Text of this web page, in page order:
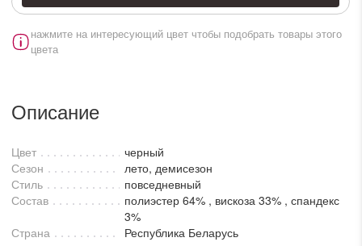
KZT RUB
нажмите на интересующий цвет чтобы подобрать товары этого
цвета
Описание
Цвет
черный
Сезон
лето, демисезон
Стиль
повседневный
Состав
полиэстер 64% , вискоза 33% , спандекс
3%
Страна
Республика Беларусь